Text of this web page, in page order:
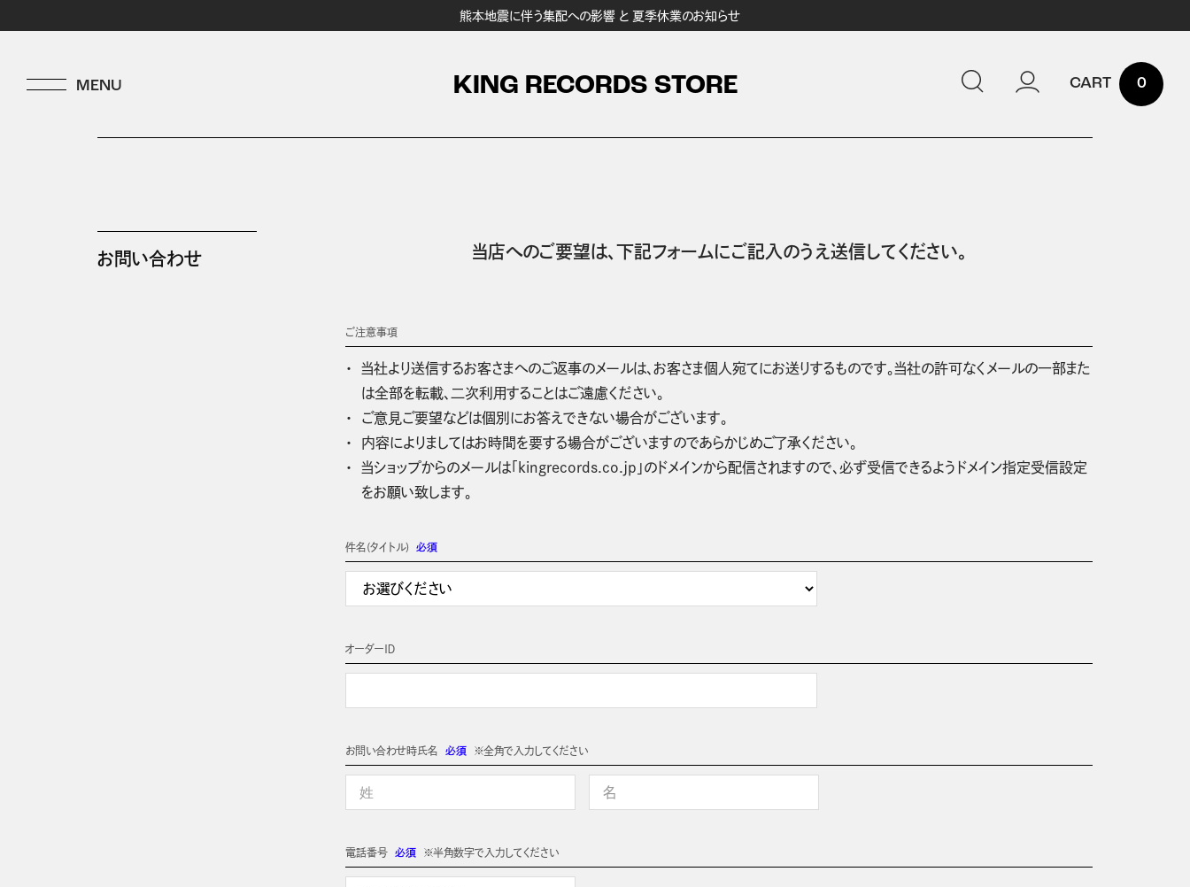
熊本地震に伴う集配への影響 と 夏季休業のお知らせ
KING RECORDS STORE 0
お問い合わせ 当店へのご要望は、 下記フォームにご記入のうえ送信してください。
ご注意事項
当社より送信するお客さまへのご返事のメールは、お客さま個人宛てにお送りするものです。当社の許可なくメールの一部また
は全部を転載、二次利用することはご遠慮ください。
ご意見ご要望などは個別にお答えできない場合がございます。
内容によりましてはお時間を要する場合がございますのであらかじめご了承ください。
当ショップからのメールは「kingrecords.co.jp」のドメインから配信されますので、必ず受信できるようドメイン指定受信設定
をお願い致します。
件名(タイトル) 必須
オーダーＩＤ
お問い合わせ時氏名 必須 ※全角で入力してください
電話番号 必須 ※半角数字で入力してください